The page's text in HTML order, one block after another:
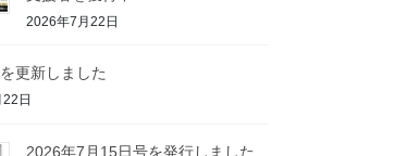
2026年7月22日
更新しました
日
2026年7月15日号を発行しました